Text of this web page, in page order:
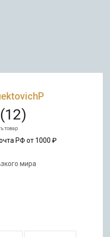
(12)
товар
РФ от 1000 ₽
мира